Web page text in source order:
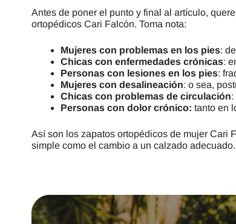
Antes de poner el punto y final al artículo,
ortopédicos Cari Falcón. Toma nota:
Mujeres con problemas en los pies:
Chicas con enfermedades crónicas:
Personas con lesiones en los pies:
Mujeres con desalineación: o sea,
Chicas con problemas de circulación:
Personas con dolor crónico: tanto en
Así son los zapatos ortopédicos de mujer Cari
simple como el cambio a un calzado adecuado.